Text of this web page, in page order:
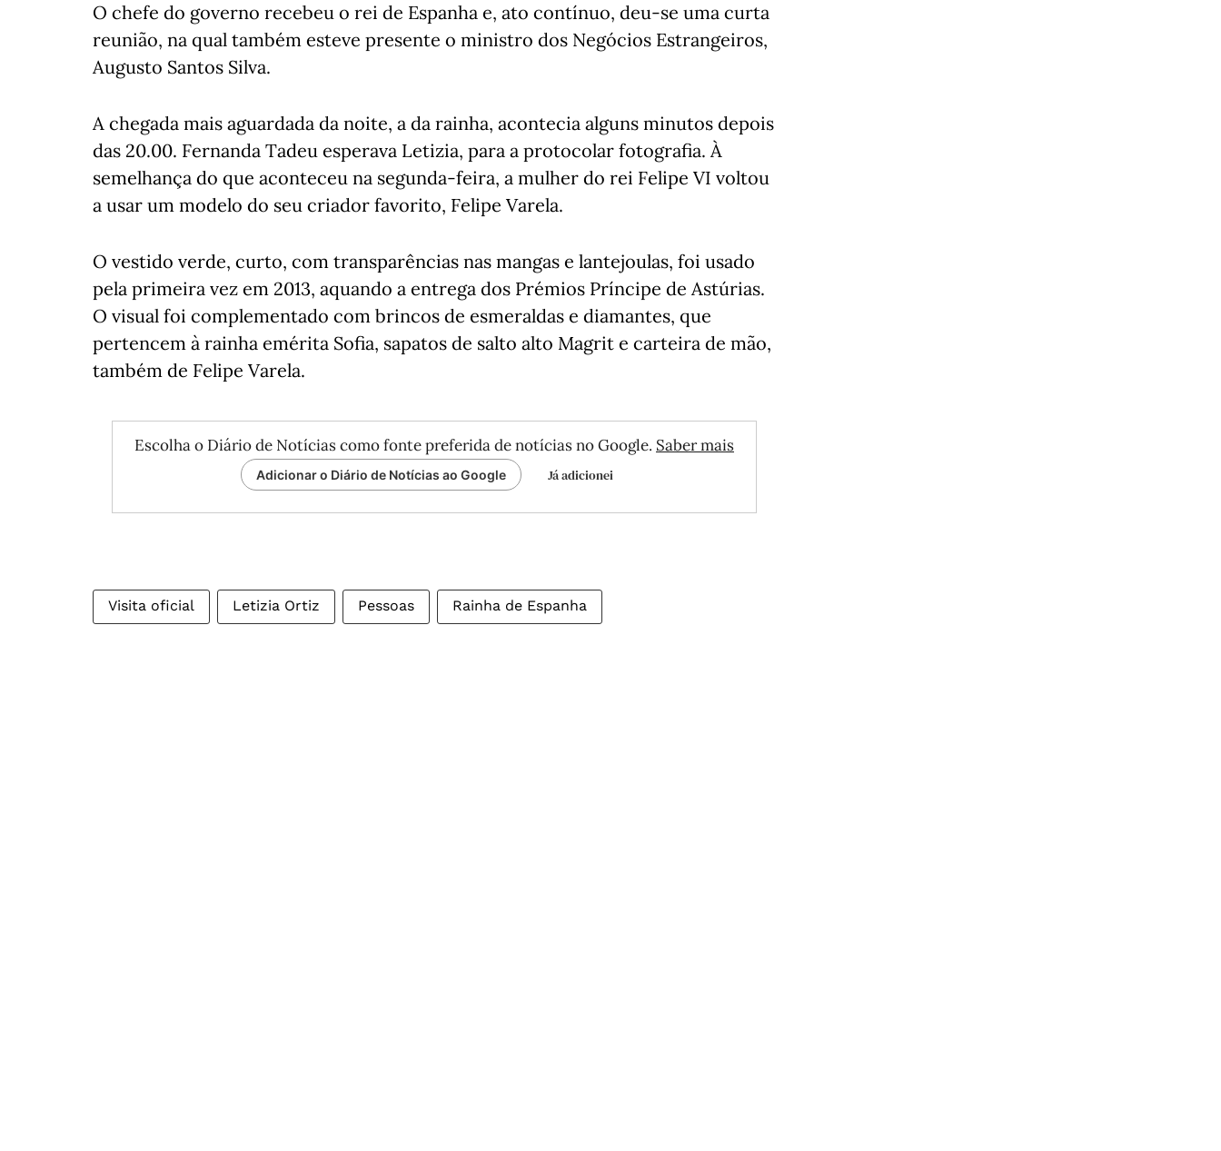
O chefe do governo recebeu o rei de Espanha e, ato contínuo, deu-se uma curta
reunião, na qual também esteve presente o ministro dos Negócios Estrangeiros,
Augusto Santos Silva.
A chegada mais aguardada da noite, a da rainha, acontecia alguns minutos depois
das 20.00. Fernanda Tadeu esperava Letizia, para a protocolar fotografia. À
semelhança do que aconteceu na segunda-feira, a mulher do rei Felipe VI voltou
a usar um modelo do seu criador favorito, Felipe Varela.
O vestido verde, curto, com transparências nas mangas e lantejoulas, foi usado
pela primeira vez em 2013, aquando a entrega dos Prémios Príncipe de Astúrias.
O visual foi complementado com brincos de esmeraldas e diamantes, que
pertencem à rainha emérita Sofia, sapatos de salto alto Magrit e carteira de mão,
também de Felipe Varela.
Escolha o Diário de Notícias como fonte preferida de notícias no Google. Saber mais
Adicionar o Diário de Notícias ao Google Já adicionei
Visita oficial Letizia Ortiz Pessoas Rainha de Espanha